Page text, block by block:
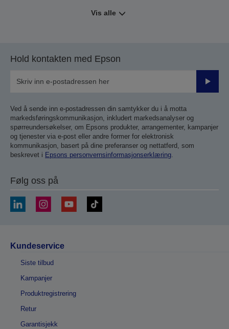
Vis alle
Hold kontakten med Epson
Send
Ved å sende inn e-postadressen din samtykker du i å motta
markedsføringskommunikasjon, inkludert markedsanalyser og
spørreundersøkelser, om Epsons produkter, arrangementer, kampanjer
og tjenester via e-post eller andre former for elektronisk
kommunikasjon, basert på dine preferanser og nettatferd, som
beskrevet i Epsons personvernsinformasjonserklæring.
Følg oss på
Kundeservice
Siste tilbud
Kampanjer
Produktregistrering
Retur
Garantisjekk